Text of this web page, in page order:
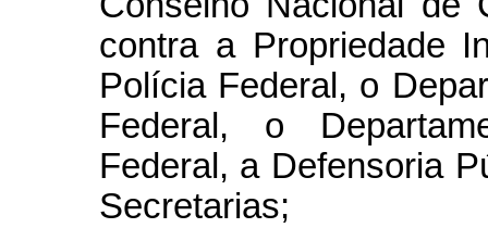
contra a Propriedade
Polícia Federal, o
Federal, o
Federal, a Defensoria
Secretarias;